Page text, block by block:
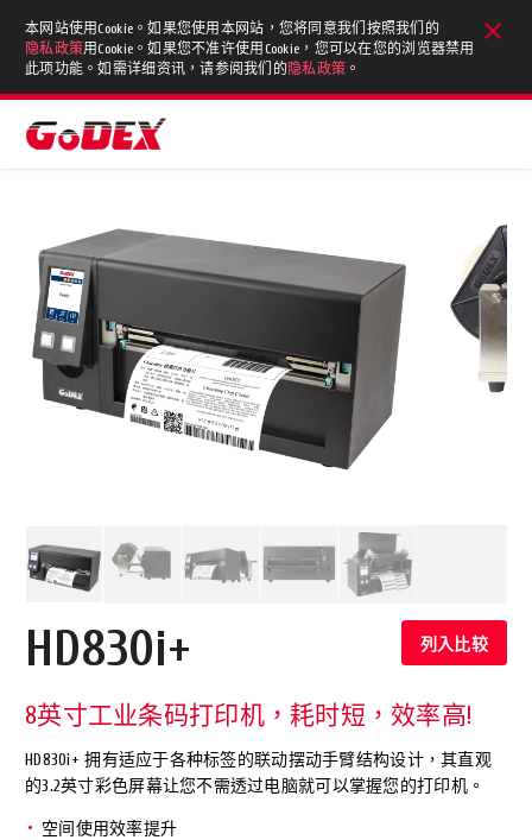
本网站使用Cookie。如果您使用本网站，您将同意我们按照我们的
隐私政策用Cookie。如果您不准许使用Cookie，您可以在您的浏览器禁用
此项功能。如需详细资讯，请参阅我们的 隐私政策 。
首页 详细内容
HD830i+ 列入比较
8英寸工业条码打印机，耗时短，效率高!
HD830i+ 拥有适应于各种标签的联动摆动手臂结构设计，其直观
的3.2英寸彩色屏幕让您不需透过电脑就可以掌握您的打印机。
空间使用效率提升